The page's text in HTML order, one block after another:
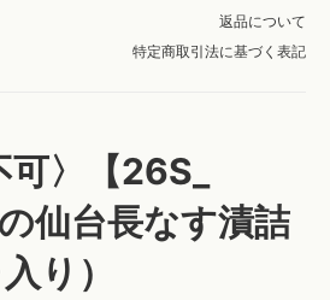
返品について
特定商取引法に基づく表記
可〉【26S_
仙台長なす漬詰
り）